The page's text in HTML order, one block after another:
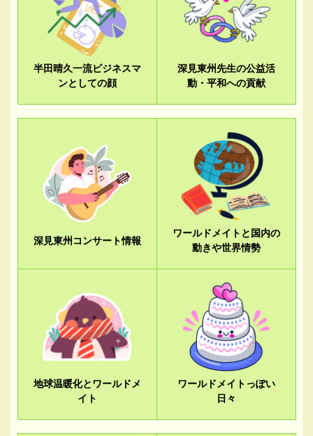
半田晴久一流ビジネスマ
ンとしての顔
深見東州先生の公益活
動・平和への貢献
深見東州コンサート情報
ワールドメイトと国内の
動きや世界情勢
地球温暖化とワールドメ
イト
ワールドメイトっぽい
日々